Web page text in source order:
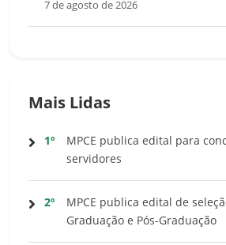
7 de agosto de 2026
Mais Lidas
1º
MPCE publica edital para
servidores
2º
MPCE publica edital de
Graduação e Pós-Graduação